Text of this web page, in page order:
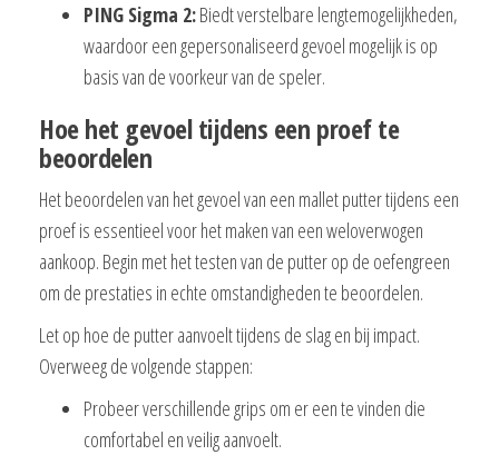
PING Sigma 2:Biedt verstelbare lengtemogelijkheden,
waardoor een gepersonaliseerd gevoel mogelijk is op
basis van de voorkeur van de speler.
Hoe het gevoel tijdens een proef te
beoordelen
Het beoordelen van het gevoel van een mallet putter tijdens een
proef is essentieel voor het maken van een weloverwogen
aankoop. Begin met het testen van de putter op de oefengreen
om de prestaties in echte omstandigheden te beoordelen.
Let op hoe de putter aanvoelt tijdens de slag en bij impact.
Overweeg de volgende stappen:
Probeer verschillende grips om er een te vinden die
comfortabel en veilig aanvoelt.